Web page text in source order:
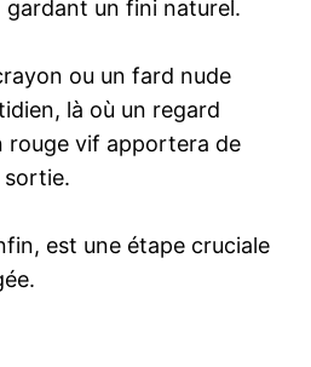
un fini naturel.
ou un fard nude
là où un regard
rouge vif apportera de
sortie.
est une étape cruciale